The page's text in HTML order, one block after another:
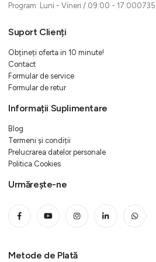
Program: Luni - Vineri / 09:00 -
Suport Clienți
Obțineți oferta in 10 minute!
Contact
Formular de service
Formular de retur
Informații Suplimentare
Blog
Termeni și condiții
Prelucrarea datelor personale
Politica Cookies
Urmărește-ne
Metode de Plată